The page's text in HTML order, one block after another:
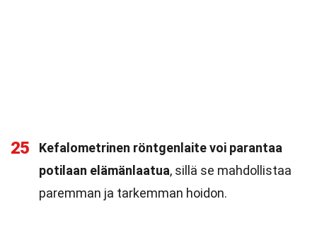
25
Kefalometrinen röntgenlaite voi parantaa
potilaan elämänlaatua, sillä se mahdollistaa
paremman ja tarkemman hoidon.